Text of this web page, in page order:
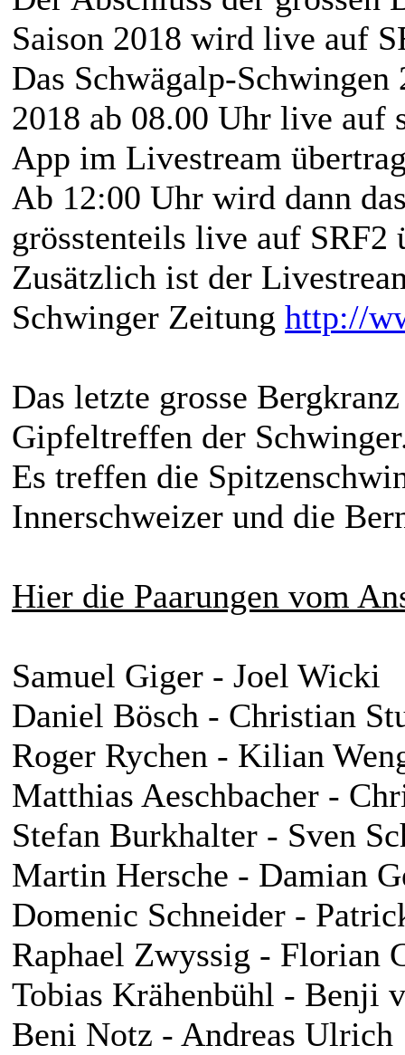
Saison 2018 wird live auf
Das Schwägalp-
2018 ab 08.00 Uhr live auf
App im Livestream
Ab 12:00 Uhr wird dann
grösstenteils live auf SRF2
Zusätzlich ist der
Schwinger Zeitung http://
Das letzte grosse
Gipfeltreffen der
Es treffen die
Innerschweizer und die
Hier die Paarungen vom
Samuel Giger - Joel Wicki
Daniel Bösch - Christian
Roger Rychen - Kilian
Matthias Aeschbacher -
Stefan Burkhalter - Sven
Martin Hersche - Damian
Domenic Schneider -
Raphael Zwyssig - Florian
Tobias Krähenbühl - Benji
Beni Notz - Andreas Ulrich